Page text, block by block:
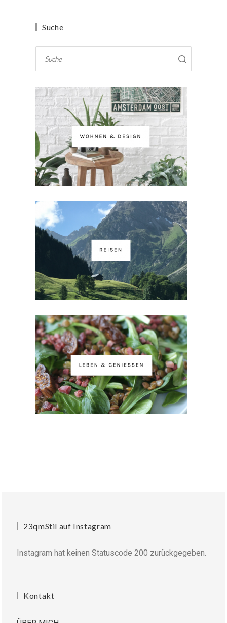
Suche
23qmStil auf Instagram
Instagram hat keinen Statuscode 200 zurückgegeben.
Kontakt